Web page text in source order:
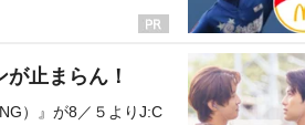
止まらん！
）』が8／５よりJ:C